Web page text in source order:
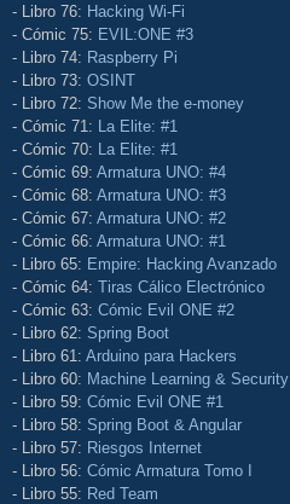
- Libro 76: Hacking Wi-Fi
- Cómic 75: EVIL:ONE #3
- Libro 74: Raspberry Pi
- Libro 73: OSINT
- Libro 72: Show Me the e-money
- Cómic 71: La Elite: #1
- Cómic 70: La Elite: #1
- Cómic 69: Armatura UNO: #4
- Cómic 68: Armatura UNO: #3
- Cómic 67: Armatura UNO: #2
- Cómic 66: Armatura UNO: #1
- Libro 65: Empire: Hacking Avanzado
- Cómic 64: Tiras Cálico Electrónico
- Cómic 63: Cómic Evil ONE #2
- Libro 62: Spring Boot
- Libro 61: Arduino para Hackers
- Libro 60: Machine Learning & Security
- Libro 59: Cómic Evil ONE #1
- Libro 58: Spring Boot & Angular
- Libro 57: Riesgos Internet
- Libro 56: Cómic Armatura Tomo I
- Libro 55: Red Team